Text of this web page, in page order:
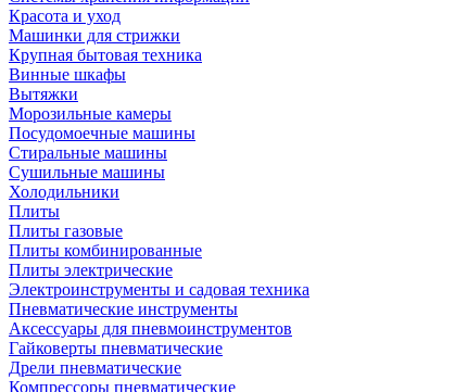
Красота и уход
Машинки для стрижки
Крупная бытовая техника
Винные шкафы
Вытяжки
Морозильные камеры
Посудомоечные машины
Стиральные машины
Сушильные машины
Холодильники
Плиты
Плиты газовые
Плиты комбинированные
Плиты электрические
Электроинструменты и садовая техника
Пневматические инструменты
Аксессуары для пневмоинструментов
Гайковерты пневматические
Дрели пневматические
Компрессоры пневматические